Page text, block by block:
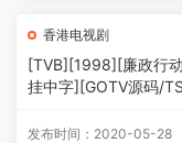
香港电视剧
[TVB][1998][廉政行
挂中字][GOTV源码/
发布时间：2020-05-28